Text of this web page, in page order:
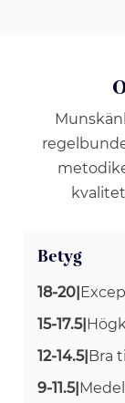
Betyg
18-20
15-17.5|
12-14.5| Bra
9-11.5|